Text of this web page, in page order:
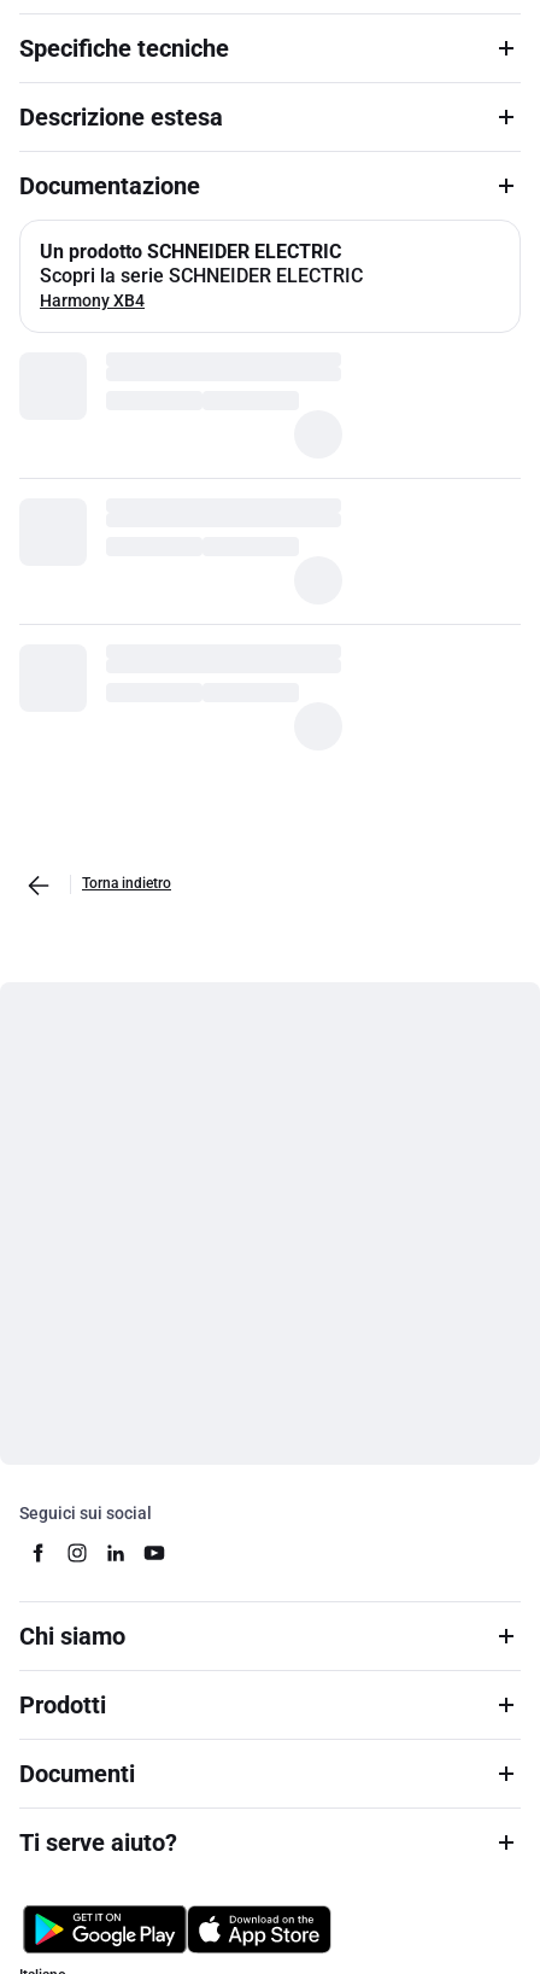
Specifiche tecniche
Descrizione estesa
Documentazione
Un prodotto SCHNEIDER ELECTRIC
Scopri la serie SCHNEIDER ELECTRIC
Harmony XB4
Torna indietro
Seguici sui social
Chi siamo
Prodotti
Documenti
Ti serve aiuto?